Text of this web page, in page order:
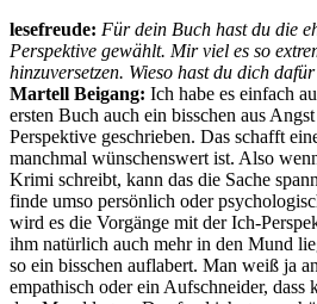
lesefreude: Für dein Buch hast du die
Perspektive gewählt. Mir viel es so
hinzuversetzen. Wieso hast du dich
Martell Beigang: Ich habe es einfach
ersten Buch auch ein bisschen aus
Perspektive geschrieben. Das schafft
manchmal wünschenswert ist. Also
Krimi schreibt, kann das die Sache
finde umso persönlich oder
wird es die Vorgänge mit der Ich-
ihm natürlich auch mehr in den Mund
so ein bisschen auflabert. Man weiß ja
empathisch oder ein Aufschneider, dass